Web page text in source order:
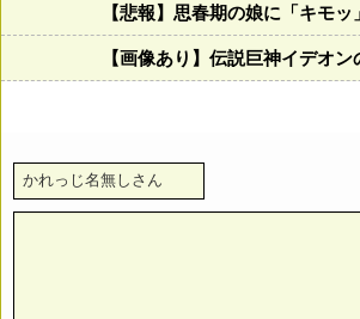
【悲報】思春期の娘に「キモ
【画像あり】伝説巨神イデオ